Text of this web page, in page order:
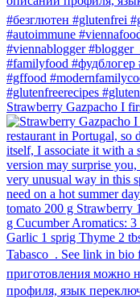
Strawberry Gazpacho⁠ I